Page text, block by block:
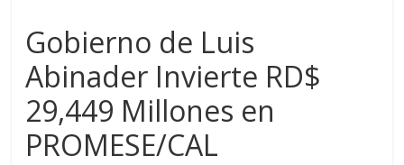
Gobierno de Luis
Abinader Invierte RD$
29,449 Millones en
PROMESE/CAL